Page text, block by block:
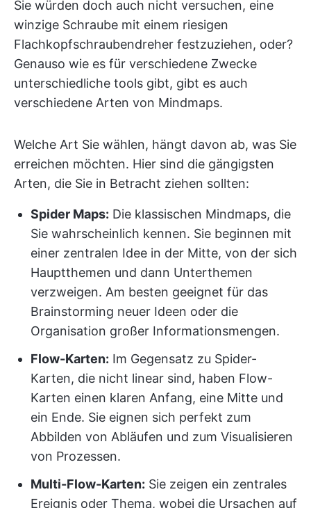
Sie würden doch auch nicht versuchen, eine
winzige Schraube mit einem riesigen
Flachkopfschraubendreher festzuziehen, oder?
Genauso wie es für verschiedene Zwecke
unterschiedliche tools gibt, gibt es auch
verschiedene Arten von Mindmaps.
Welche Art Sie wählen, hängt davon ab, was Sie
erreichen möchten. Hier sind die gängigsten
Arten, die Sie in Betracht ziehen sollten:
Spider Maps: Die klassischen Mindmaps, die
Sie wahrscheinlich kennen. Sie beginnen mit
einer zentralen Idee in der Mitte, von der sich
Hauptthemen und dann Unterthemen
verzweigen. Am besten geeignet für das
Brainstorming neuer Ideen oder die
Organisation großer Informationsmengen.
Flow-Karten: Im Gegensatz zu Spider-
Karten, die nicht linear sind, haben Flow-
Karten einen klaren Anfang, eine Mitte und
ein Ende. Sie eignen sich perfekt zum
Abbilden von Abläufen und zum Visualisieren
von Prozessen.
Multi-Flow-Karten: Sie zeigen ein zentrales
Ereignis oder Thema, wobei die Ursachen auf